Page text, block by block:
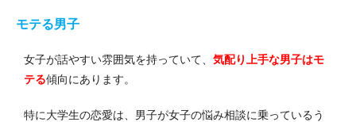
モテる男子
女子が話やすい雰囲気を持っていて、 気配り上手な男子はモ
テる傾向にあります。
特に大学生の恋愛は、男子が女子の悩み相談に乗っているう